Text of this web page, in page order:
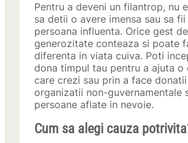
Pentru a deveni un filantrop, nu
sa detii o avere imensa sau sa fii
persoana influenta. Orice gest de
generozitate conteaza si poate
diferenta in viata cuiva. Poti
dona timpul tau pentru a ajuta o
care crezi sau prin a face
organizatii non-guvernamentale
persoane aflate in nevoie.
Cum sa alegi cauza